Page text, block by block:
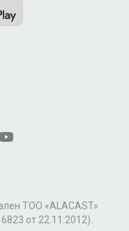
ТОО «ALACAST»
от 22.11.2012).